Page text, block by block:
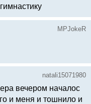
MPJokeR
natali15071980
вечером началос
и меня и тошнило и